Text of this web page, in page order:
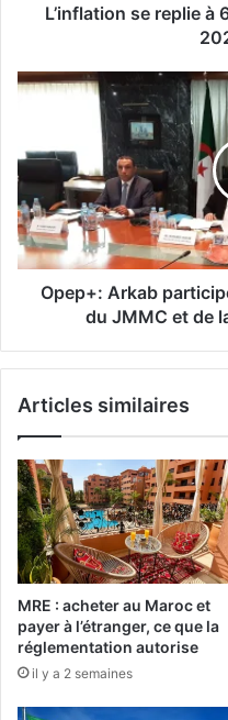
e
p
l
e
à
6
a
m
s
d
e
n
o
v
e
m
b
r
e
L’inflation se replie à
O
p
+
:
A
r
k
t
i
p
e
a
u
t
r
v
a
Opep+: Arkab
du JMMC et de
Articles similaires
MRE : acheter au Maroc et
payer à l’étranger, ce que la
réglementation autorise
il y a 2 semaines